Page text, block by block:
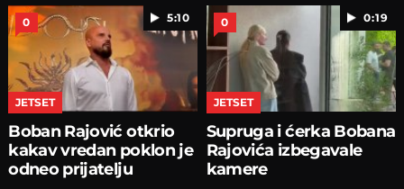
5:10
0
JETSET
Boban Rajović otkrio
kakav vredan poklon je
odneo prijatelju
0:19
0
JETSET
Supruga i ćerka Bobana
Rajovića izbegavale
kamere